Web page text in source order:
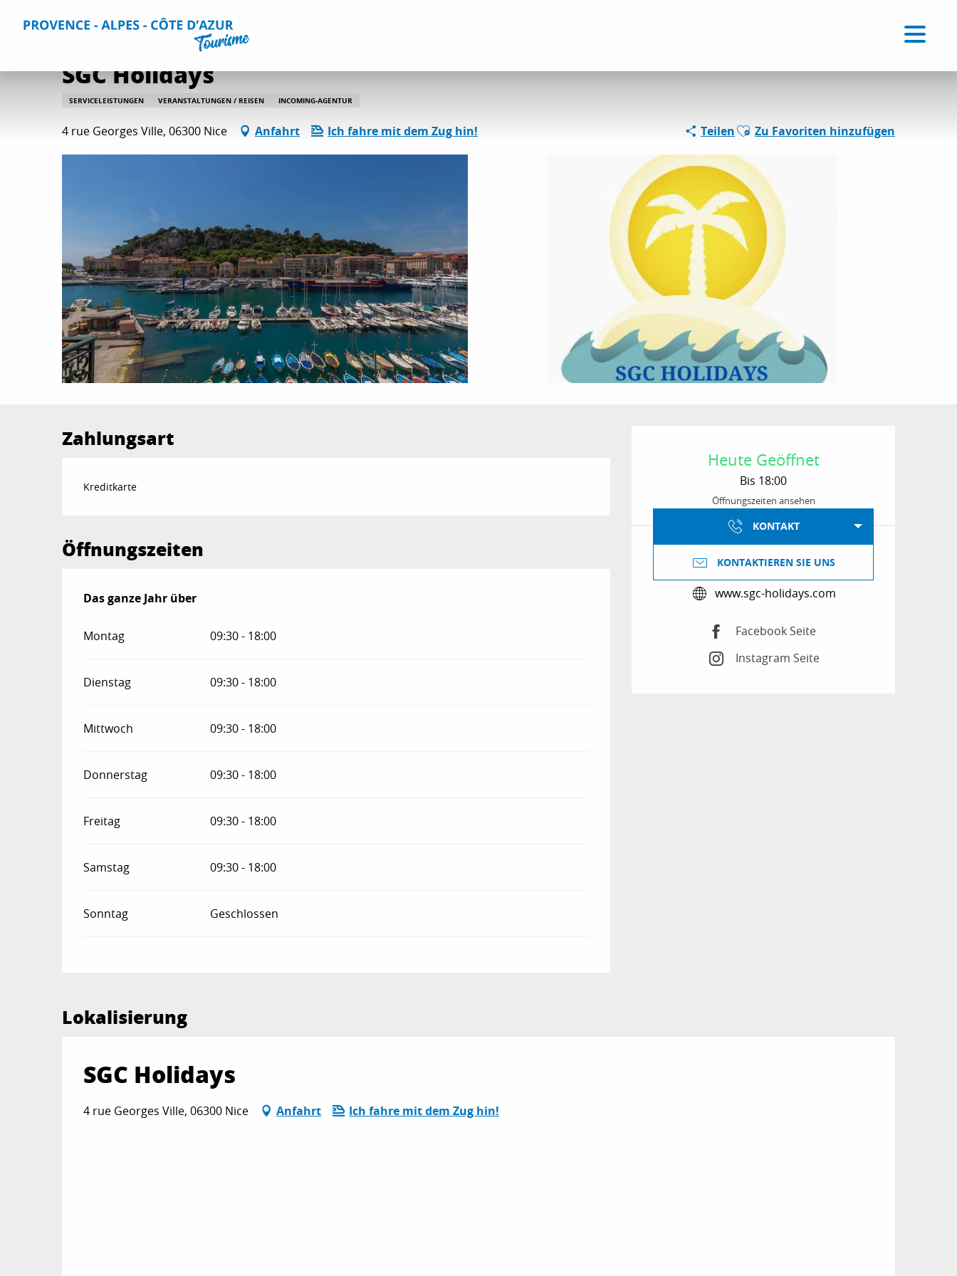
Home SGC Holidays
SGC Holidays
SERVICELEISTUNGEN VERANSTALTUNGEN / REISEN INCOMING-AGENTUR
4 rue Georges Ville, 06300 Nice Anfahrt Ich fahre mit dem Zug hin! TeilenAjouter aux favoris
Zu Favoriten hinzufügen
Öffnungszeiten &
Heute Geöffnet
Bis 18:00
Öffnungszeiten ansehen
KONTAKT
KONTAKTIEREN SIE UNS
www.sgc-holidays.com
Facebook Seite
Instagram Seite
Zahlungsart
Kreditkarte
Öffnungszeiten
Das ganze Jahr über
Das ganze Jahr über
Montag 09:30 - 18:00
Dienstag 09:30 - 18:00
Mittwoch 09:30 - 18:00
Donnerstag 09:30 - 18:00
Freitag 09:30 - 18:00
Samstag 09:30 - 18:00
Sonntag Geschlossen
Lokalisierung
SGC Holidays
4 rue Georges Ville, 06300 Nice Anfahrt Ich fahre mit dem Zug hin!